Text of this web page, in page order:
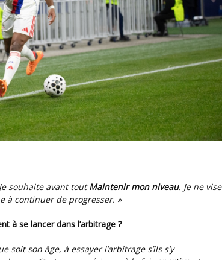
souhaite avant tout maintenir mon niveau. Je ne vise
à continuer de progresser. »
à se lancer dans l’arbitrage ?
soit son âge, à essayer l’arbitrage s’ils s’y